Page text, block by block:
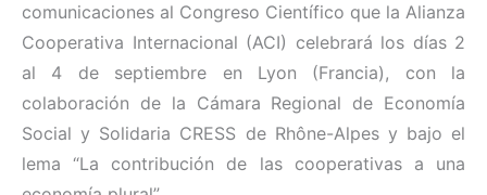
comunicaciones al Congreso Científico que la Alianza
Cooperativa Internacional (ACI) celebrará los días 2
al 4 de septiembre en Lyon (Francia), con la
colaboración de la Cámara Regional de Economía
Social y Solidaria CRESS de Rhône-Alpes y bajo el
lema “La contribución de las cooperativas a una